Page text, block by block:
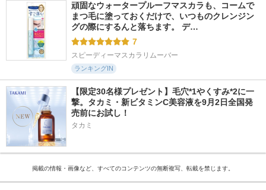
頑固なウォータープルーフマスカラも、コームで
まつ毛に塗っておくだけで、いつものクレンジン
グの際にするんと落ちます。 デ…
7
スピーディーマスカラリムーバー
ランキングIN
【限定30名様プレゼント】毛穴*1やくすみ*2に一
撃。タカミ・新ビタミンC美容液を9月2日全国発
売前にお試し！
タカミ
掲載の情報・画像など、すべてのコンテンツの無断複写、転載を禁じます。